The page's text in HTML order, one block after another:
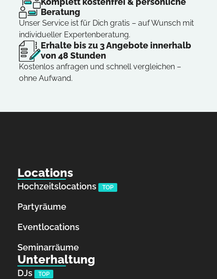
Beratung
Unser Service ist für Dich gratis – auf Wunsch mit
individueller Expertenberatung.
Erhalte bis zu 3 Angebote innerhalb
von 48 Stunden
Kostenlos anfragen und schnell vergleichen –
ohne Aufwand.
Locations
Hochzeitslocations TOP
Partyräume
Eventlocations
Seminarräume
Unterhaltung
DJs TOP